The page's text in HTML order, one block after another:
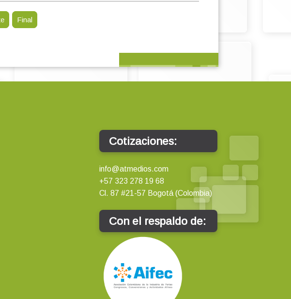
Final
Cotizaciones:
info@atmedios.com
+57 323 278 19 68
Cl. 87 #21-57 Bogotá (Colombia)
Con el respaldo de: